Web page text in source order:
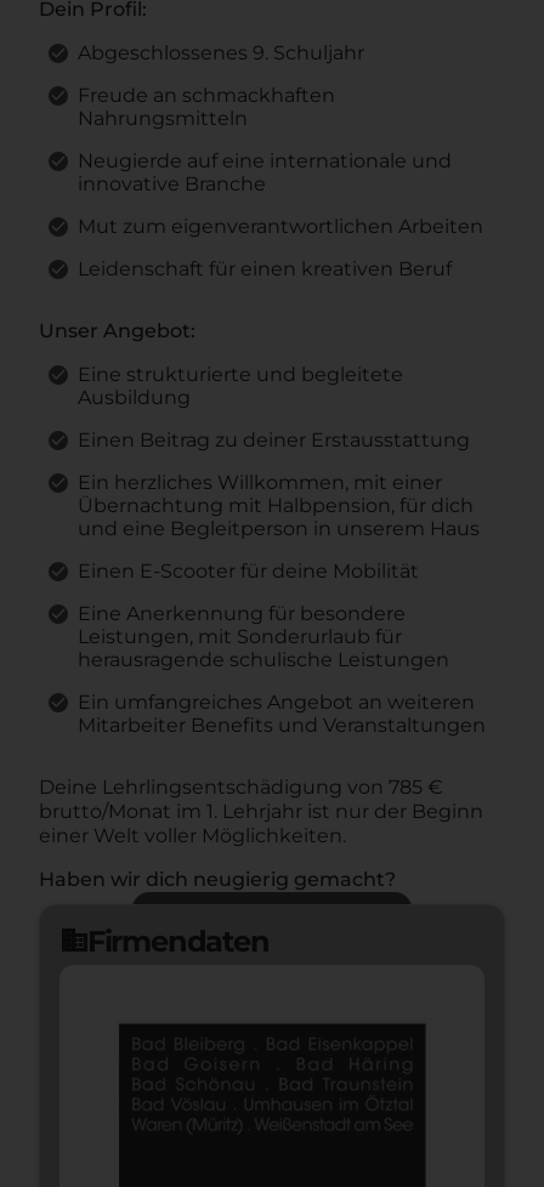
Dein Profil:
Abgeschlossenes 9. Schuljahr
Freude an schmackhaften
Nahrungsmitteln
Neugierde auf eine internationale und
innovative Branche
Mut zum eigenverantwortlichen Arbeiten
Leidenschaft für einen kreativen Beruf
Unser Angebot:
Eine strukturierte und begleitete
Ausbildung
Einen Beitrag zu deiner Erstausstattung
Ein herzliches Willkommen, mit einer
Übernachtung mit Halbpension, für dich
und eine Begleitperson in unserem Haus
Einen E-Scooter für deine Mobilität
Eine Anerkennung für besondere
Leistungen, mit Sonderurlaub für
herausragende schulische Leistungen
Ein umfangreiches Angebot an weiteren
Mitarbeiter Benefits und Veranstaltungen
Deine Lehrlingsentschädigung von 785 €
brutto/Monat im 1. Lehrjahr ist nur der Beginn
einer Welt voller Möglichkeiten.
Haben wir dich neugierig gemacht?
domainFirmendaten